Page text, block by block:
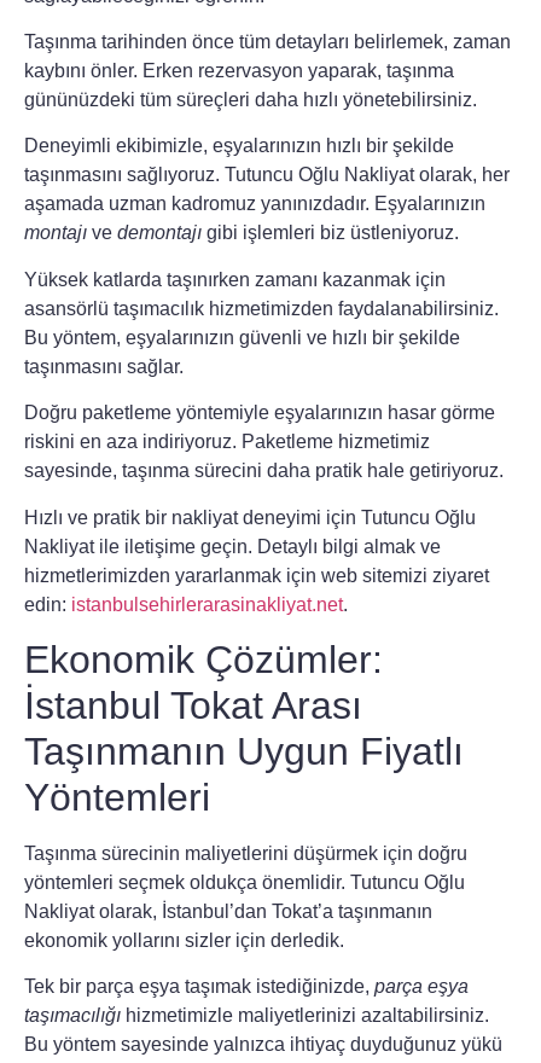
Taşınma tarihinden önce tüm detayları belirlemek, zaman
kaybını önler. Erken rezervasyon yaparak, taşınma
gününüzdeki tüm süreçleri daha hızlı yönetebilirsiniz.
Deneyimli ekibimizle, eşyalarınızın hızlı bir şekilde
taşınmasını sağlıyoruz. Tutuncu Oğlu Nakliyatolarak, her
aşamada uzman kadromuz yanınızdadır. Eşyalarınızın
montajı ve demontajı gibi işlemleri biz üstleniyoruz.
Yüksek katlarda taşınırken zamanı kazanmak için
asansörlü taşımacılık hizmetimizden faydalanabilirsiniz.
Bu yöntem, eşyalarınızın güvenli ve hızlı bir şekilde
taşınmasını sağlar.
Doğru paketleme yöntemiyle eşyalarınızın hasar görme
riskini en aza indiriyoruz. Paketleme hizmetimiz
sayesinde, taşınma sürecini daha pratik hale getiriyoruz.
Hızlı ve pratik bir nakliyat deneyimi için Tutuncu Oğlu
Nakliyatile iletişime geçin. Detaylı bilgi almak ve
hizmetlerimizden yararlanmak için web sitemizi ziyaret
edin: istanbulsehirlerarasinakliyat.net.
Ekonomik Çözümler:
İstanbul Tokat Arası
Taşınmanın Uygun Fiyatlı
Yöntemleri
Taşınma sürecinin maliyetlerini düşürmek için doğru
yöntemleri seçmek oldukça önemlidir. Tutuncu Oğlu
Nakliyatolarak, İstanbul’dan Tokat’a taşınmanın
ekonomik yollarını sizler için derledik.
Tek bir parça eşya taşımak istediğinizde, parça eşya
taşımacılığı hizmetimizle maliyetlerinizi azaltabilirsiniz.
Bu yöntem sayesinde yalnızca ihtiyaç duyduğunuz yükü